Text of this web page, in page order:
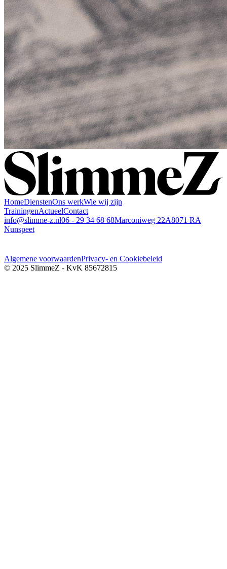
HomeDienstenOns werkWie wij zijn
TrainingenActueelContact
info@slimme-z.nl06 - 29 34 68 68Marconiweg 22A8071 RA
Nunspeet
Algemene voorwaardenPrivacy- en Cookiebeleid
© 2025 SlimmeZ - KvK 85672815